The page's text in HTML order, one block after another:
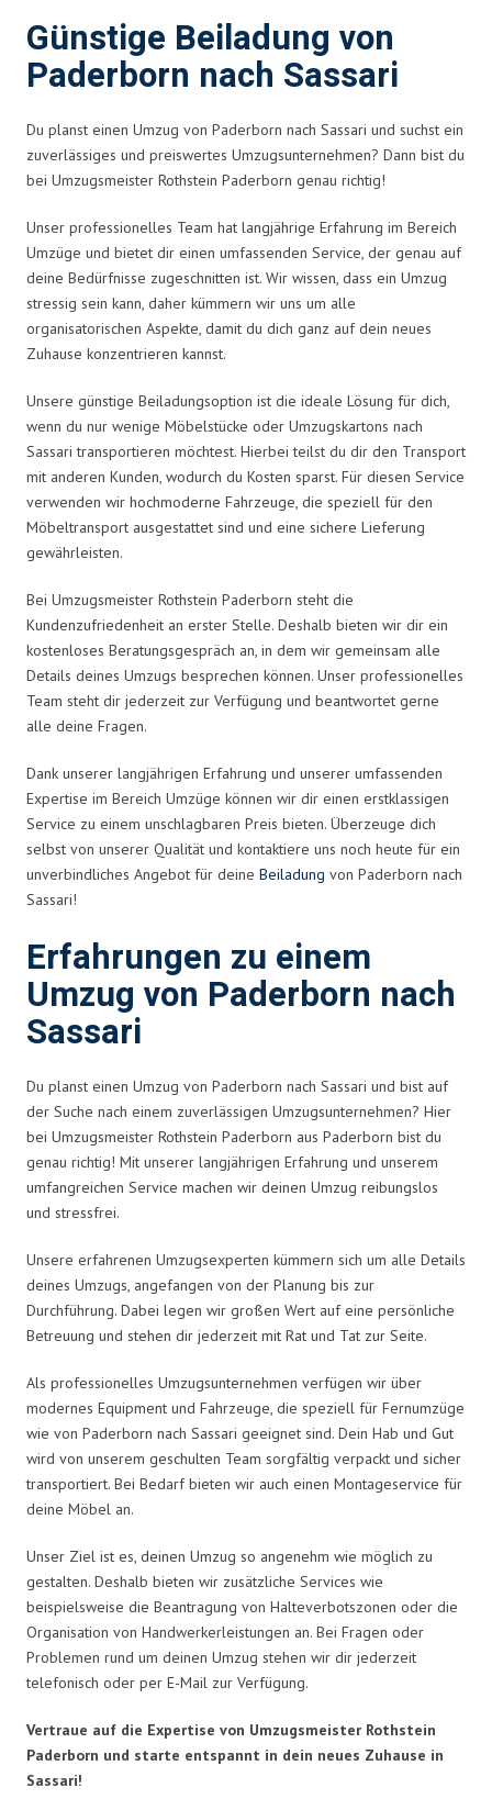
Günstige Beiladung von
Paderborn nach Sassari
Du planst einen Umzug von Paderborn nach Sassari und suchst ein
zuverlässiges und preiswertes Umzugsunternehmen? Dann bist du
bei Umzugsmeister Rothstein Paderborn genau richtig!
Unser professionelles Team hat langjährige Erfahrung im Bereich
Umzüge und bietet dir einen umfassenden Service, der genau auf
deine Bedürfnisse zugeschnitten ist. Wir wissen, dass ein Umzug
stressig sein kann, daher kümmern wir uns um alle
organisatorischen Aspekte, damit du dich ganz auf dein neues
Zuhause konzentrieren kannst.
Unsere günstige Beiladungsoption ist die ideale Lösung für dich,
wenn du nur wenige Möbelstücke oder Umzugskartons nach
Sassari transportieren möchtest. Hierbei teilst du dir den Transport
mit anderen Kunden, wodurch du Kosten sparst. Für diesen Service
verwenden wir hochmoderne Fahrzeuge, die speziell für den
Möbeltransport ausgestattet sind und eine sichere Lieferung
gewährleisten.
Bei Umzugsmeister Rothstein Paderborn steht die
Kundenzufriedenheit an erster Stelle. Deshalb bieten wir dir ein
kostenloses Beratungsgespräch an, in dem wir gemeinsam alle
Details deines Umzugs besprechen können. Unser professionelles
Team steht dir jederzeit zur Verfügung und beantwortet gerne
alle deine Fragen.
Dank unserer langjährigen Erfahrung und unserer umfassenden
Expertise im Bereich Umzüge können wir dir einen erstklassigen
Service zu einem unschlagbaren Preis bieten. Überzeuge dich
selbst von unserer Qualität und kontaktiere uns noch heute für ein
unverbindliches Angebot für deine Beiladung von Paderborn nach
Sassari!
Erfahrungen zu einem
Umzug von Paderborn nach
Sassari
Du planst einen Umzug von Paderborn nach Sassari und bist auf
der Suche nach einem zuverlässigen Umzugsunternehmen? Hier
bei Umzugsmeister Rothstein Paderborn aus Paderborn bist du
genau richtig! Mit unserer langjährigen Erfahrung und unserem
umfangreichen Service machen wir deinen Umzug reibungslos
und stressfrei.
Unsere erfahrenen Umzugsexperten kümmern sich um alle Details
deines Umzugs, angefangen von der Planung bis zur
Durchführung. Dabei legen wir großen Wert auf eine persönliche
Betreuung und stehen dir jederzeit mit Rat und Tat zur Seite.
Als professionelles Umzugsunternehmen verfügen wir über
modernes Equipment und Fahrzeuge, die speziell für Fernumzüge
wie von Paderborn nach Sassari geeignet sind. Dein Hab und Gut
wird von unserem geschulten Team sorgfältig verpackt und sicher
transportiert. Bei Bedarf bieten wir auch einen Montageservice für
deine Möbel an.
Unser Ziel ist es, deinen Umzug so angenehm wie möglich zu
gestalten. Deshalb bieten wir zusätzliche Services wie
beispielsweise die Beantragung von Halteverbotszonen oder die
Organisation von Handwerkerleistungen an. Bei Fragen oder
Problemen rund um deinen Umzug stehen wir dir jederzeit
telefonisch oder per E-Mail zur Verfügung.
Vertraue auf die Expertise von Umzugsmeister Rothstein
Paderborn und starte entspannt in dein neues Zuhause in
Sassari!